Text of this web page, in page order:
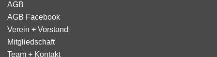
AGB
AGB Facebook
Verein + Vorstand
Mitgliedschaft
Team + Kontakt